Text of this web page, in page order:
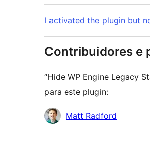
I activated the plugin but
Contribuidores e
“Hide WP Engine Legacy
para este plugin:
Contribuidores
Matt Radford